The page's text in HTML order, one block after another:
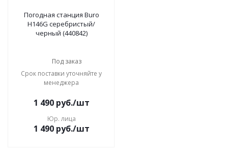
Погодная станция Buro
H146G серебристый/
черный (440842)
Под заказ
Срок поставки уточняйте у
менеджера
1 490руб./шт
Юр. лица
1 490руб./шт